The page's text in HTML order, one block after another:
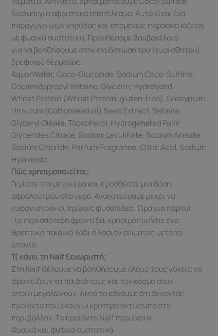
Sodium για αφριστικό αποτέλεσμα. Αυτό είναι ένα
παράγωγο ινών καρύδας και επομένως παρασκευάζεται
με φυσικά συστατικά. Προσθέσαμε βαμβακέλαιο
για να βοηθήσουμε στην ενυδάτωση του (ευαίσθητου)
βρεφικού δέρματος.
Aqua/Water, Coco-Glucoside, Sodium Coco-Sulfate,
Cocamidopropyl Betaine, Glycerin, Hydrolyzed
Wheat Protein (Wheat Protein, gluten-free), Gossypium
Hirsutum (Cottonseed oil) Seed Extract, Betaine,
Glyceryl Oleate, Tocopherol, Hydrogenated Palm
Glycerides Citrate, Sodium Levulinate, Sodium Anisate,
Sodium Chloride, Parfum/Fragrance, Citric Acid, Sodium
Hydroxide
Πώς χρησιμοποιείται;
Γεμίστε την μπανιέρα και προσθέστε μια δόση
αφρόλουτρου στο νερό. Ανακατεύουμε μέχρι να
εμφανιστούν οι πρώτες φυσαλίδες. Ώρα για πάρτυ!
Για περισσότερη φροντίδα, χρησιμοποιήστε ένα
θρεπτικό παιδικό λάδι ή λοσιόν σώματος μετά το
μπάνιο.
Τί κάνει τη Naïf ξεχωριστή;
Στη Naïf θέλουμε να βοηθήσουμε όλους τους γονείς να
φροντίζουν τα παιδιά τους και τον κόσμο στον
οποίο μεγαλώνουν. Αυτό το κάνουμε φτιάχνοντας
προϊόντα που έχουν μικρότερο αντίκτυπο στο
περιβάλλον. Τα προϊόντα Naïf περιέχουν:
Φυσικά και φυτικά συστατικά